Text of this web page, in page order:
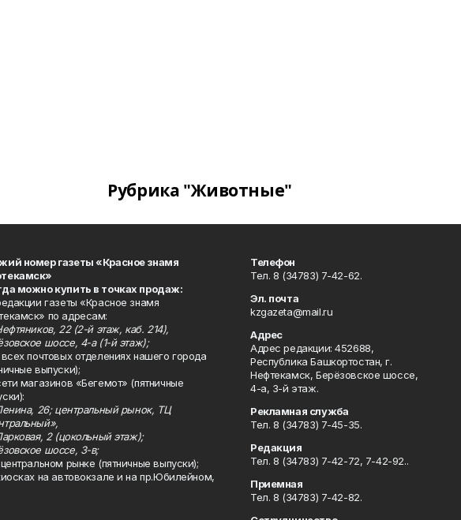
Рубрика "Животные"
номер газеты «Красное знамя
можно купить в точках продаж:
газеты «Красное знамя
по адресам:
22 (2-й этаж, каб. 214),
шоссе, 4-а (1-й этаж);
почтовых отделениях нашего города
выпуски);
магазинов «Бегемот» (пятничные
26; центральный рынок, ТЦ
2 (цокольный этаж);
шоссе, 3-в;
рынке (пятничные выпуски);
на автовокзале и на пр.Юбилейном,
Телефон
Тел. 8 (34783) 7-42-62.
Эл. почта
kzgazeta@mail.ru
Адрес
Адрес редакции: 452688,
Республика Башкортостан, г.
Нефтекамск, Берёзовское шоссе,
4-а, 3-й этаж.
Рекламная служба
Тел. 8 (34783) 7-45-35.
Редакция
Тел. 8 (34783) 7-42-72, 7-42-92..
Приемная
Тел. 8 (34783) 7-42-82.